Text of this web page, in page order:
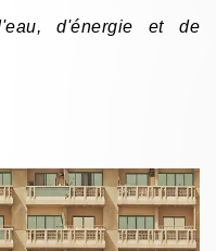
d'énergie et de